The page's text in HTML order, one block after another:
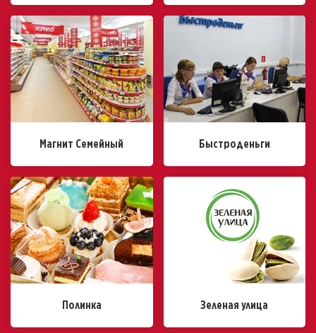
Магнит Семейный Быстроденьги
Полинка Зеленая улица